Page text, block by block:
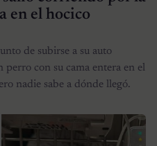
en el hocico
de subirse a su auto
con su cama entera en el
nadie sabe a dónde llegó.